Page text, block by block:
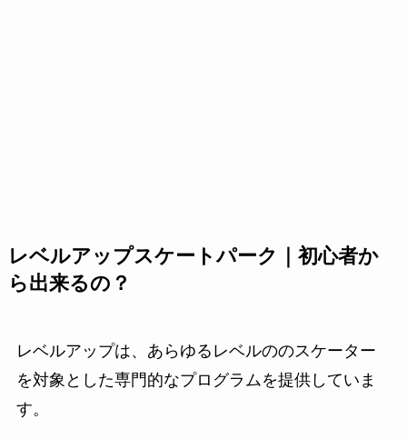
レベルアップスケートパーク｜初心者か
ら出来るの？
レベルアップは、あらゆるレベルののスケーター
を対象とした専門的なプログラムを提供していま
す。